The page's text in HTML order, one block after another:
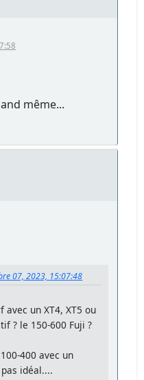
même...
07, 2023, 15:07:48
un XT4, XT5 ou
? le 150-600 Fuji ?
400 avec un
idéal....